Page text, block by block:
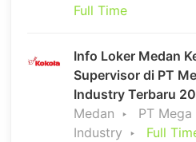
Full Time
Info Loker Medan
Supervisor di PT
Industry Terbaru
Medan
PT
Industry
Full